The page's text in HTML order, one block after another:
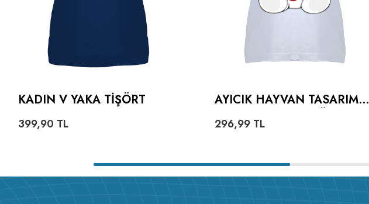
KADIN V YAKA TIŞÖRT
399,90 TL
AYICIK HAYVAN TASARIMLI
296,99 TL